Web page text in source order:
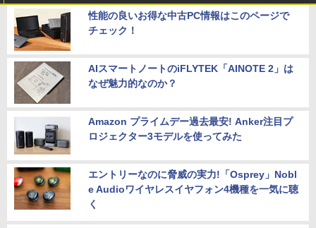
性能の良いお得な中古PC情報はこのページで
チェック！
AIスマートノートのiFLYTEK「AINOTE 2」は
なぜ魅力的なのか？
Amazon プライムデー過去最安! Anker注目プ
ロジェクター3モデルを使ってみた
エントリーなのに脅威の実力!「Osprey」Nobl
e Audioワイヤレスイヤフォン4機種を一気に聴
く